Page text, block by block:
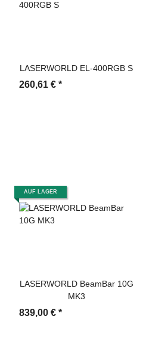
LASERWORLD EL-400RGB S
260,61 € *
AUF LAGER
LASERWORLD BeamBar 10G
MK3
839,00 € *